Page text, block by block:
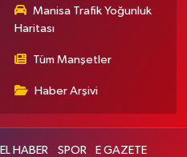
Manisa Trafik Yoğunluk
Haritası
Tüm Manşetler
Haber Arşivi
HABER SPOR E GAZETE